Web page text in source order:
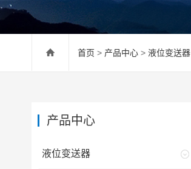
首页 > 产品中心 > 液位变送器
产品中心
液位变送器